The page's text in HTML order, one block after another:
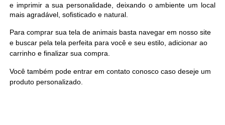
e imprimir a sua personalidade, deixando o ambiente um local
mais agradável, sofisticado e natural.
Para comprar sua tela de animais basta navegar em nosso site
e buscar pela tela perfeita para você e seu estilo, adicionar ao
carrinho e finalizar sua compra.
Você também pode entrar em contato conosco caso deseje um
produto personalizado.